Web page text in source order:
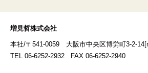
増見哲株式会社
本社/〒541-0059 大阪市中央区博労町3-2-14
TEL 06-6252-2932 FAX 06-6252-2940